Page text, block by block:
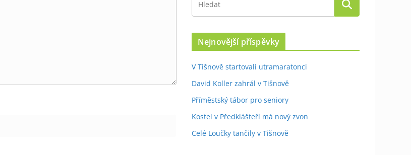
Nejnovější příspěvky
V Tišnově startovali utramaratonci
David Koller zahrál v Tišnově
Příměstský tábor pro seniory
Kostel v Předklášteří má nový zvon
Celé Loučky tančily v Tišnově